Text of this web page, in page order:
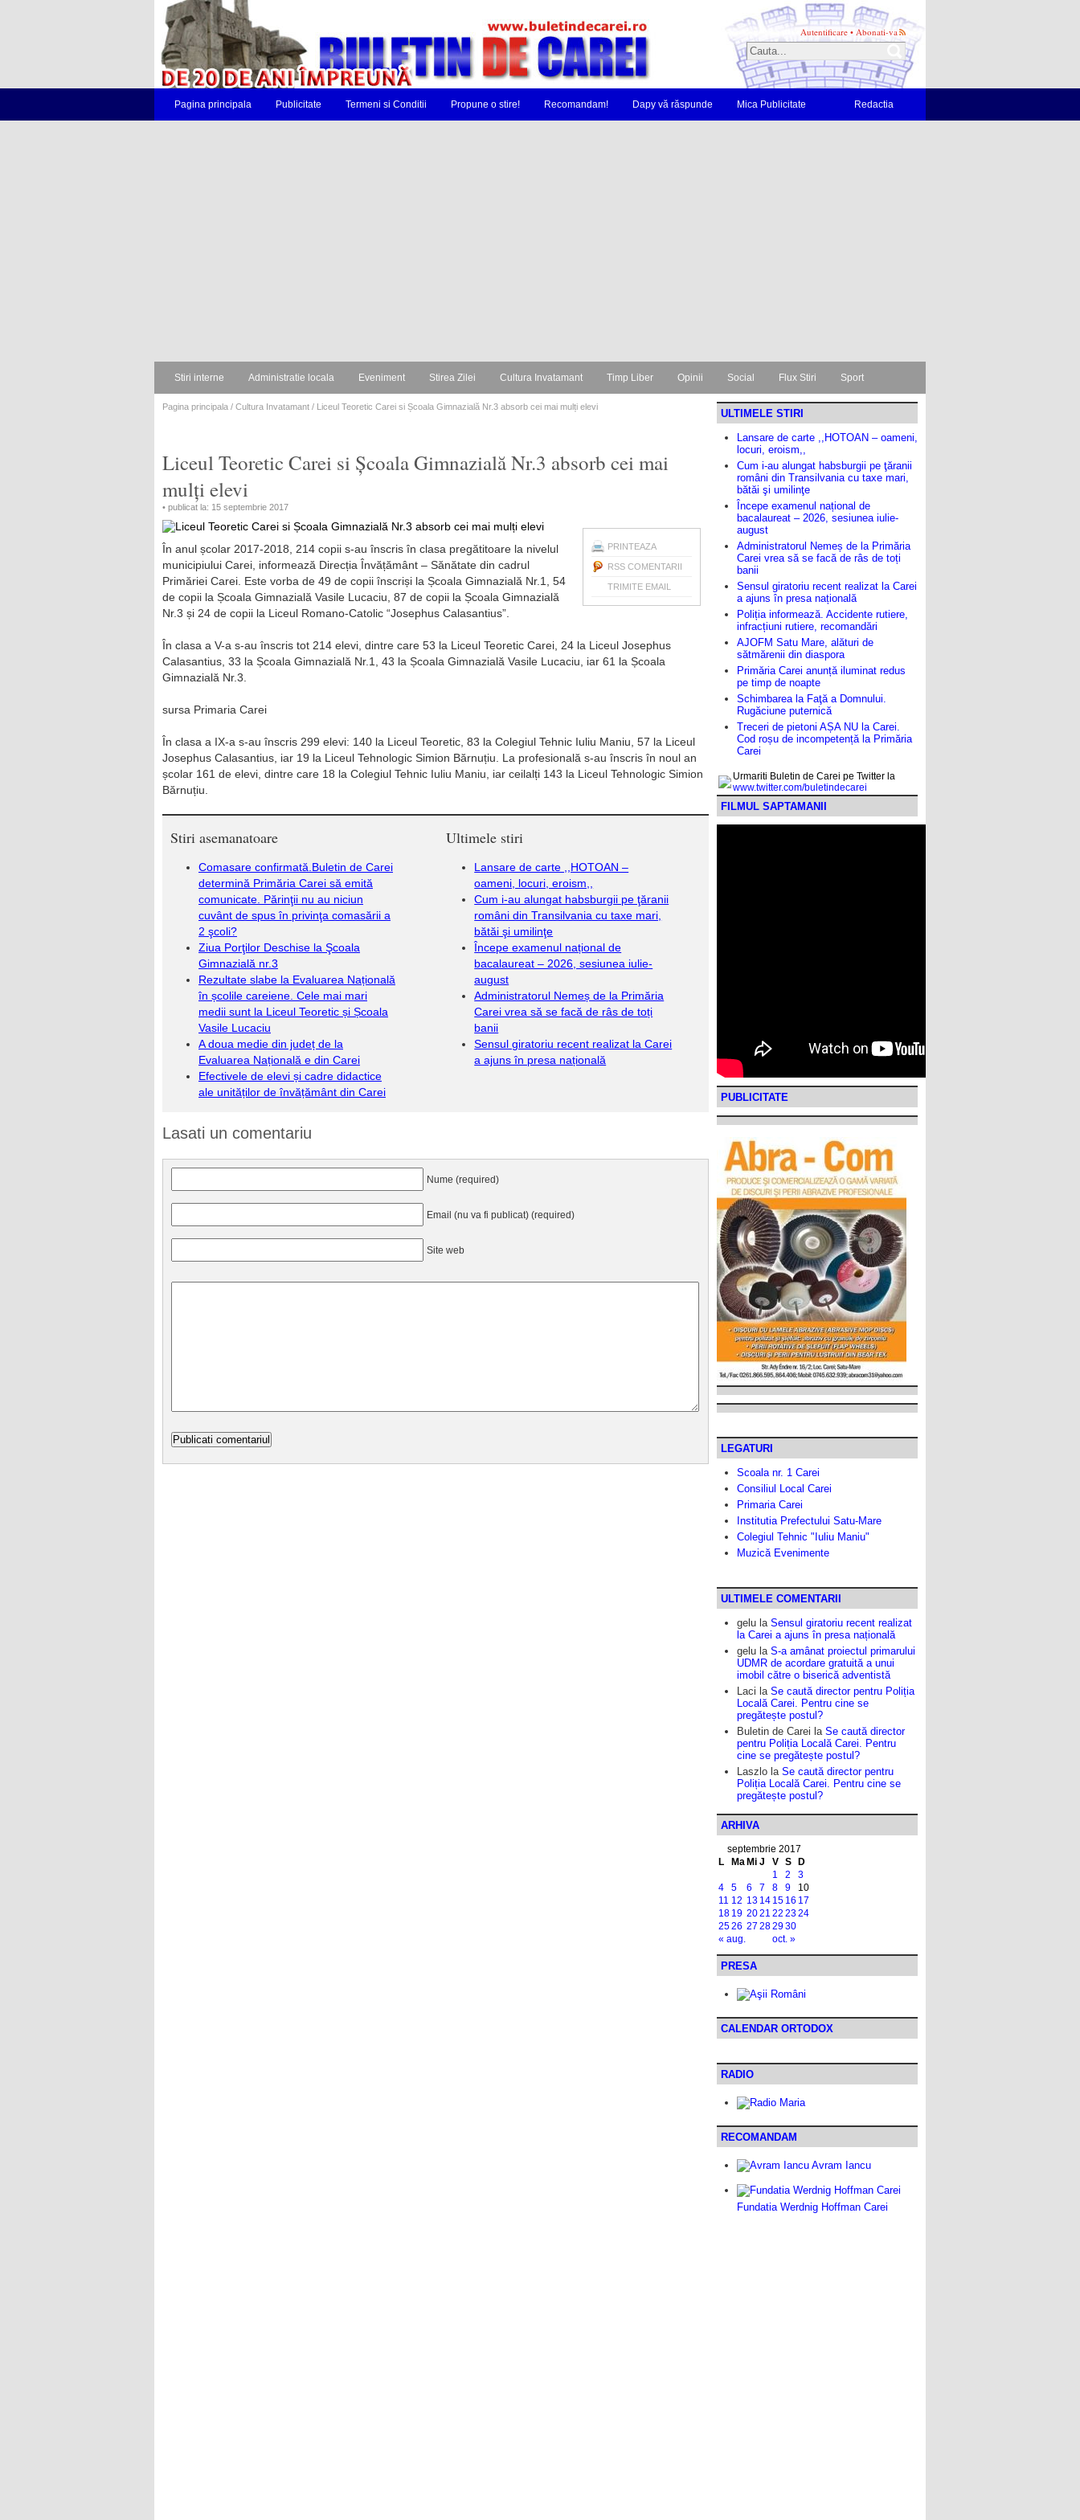
Autentificare • Abonati-va
Pagina principala Publicitate Termeni si Conditii Propune o stire! Recomandam! Dapy vă răspunde Mica Publicitate Redactia
Stiri interne Administratie locala Eveniment Stirea Zilei Cultura Invatamant Timp Liber Opinii Social Flux Stiri Sport
Pagina principala / Cultura Invatamant / Liceul Teoretic Carei si Școala Gimnazială Nr.3 absorb cei mai mulți elevi
Liceul Teoretic Carei si Școala Gimnazială Nr.3 absorb cei mai
mulți elevi
• publicat la: 15 septembrie 2017
PRINTEAZA
RSS COMENTARII
TRIMITE EMAIL
În anul școlar 2017-2018, 214 copii s-au înscris în clasa pregătitoare la nivelul
municipiului Carei, informează Direcția Învățământ – Sănătate din cadrul
Primăriei Carei. Este vorba de 49 de copii înscriși la Școala Gimnazială Nr.1, 54
de copii la Școala Gimnazială Vasile Lucaciu, 87 de copii la Școala Gimnazială
Nr.3 și 24 de copii la Liceul Romano-Catolic “Josephus Calasantius”.
În clasa a V-a s-au înscris tot 214 elevi, dintre care 53 la Liceul Teoretic Carei, 24 la Liceul Josephus
Calasantius, 33 la Școala Gimnazială Nr.1, 43 la Școala Gimnazială Vasile Lucaciu, iar 61 la Școala
Gimnazială Nr.3.
sursa Primaria Carei
În clasa a IX-a s-au înscris 299 elevi: 140 la Liceul Teoretic, 83 la Colegiul Tehnic Iuliu Maniu, 57 la Liceul
Josephus Calasantius, iar 19 la Liceul Tehnologic Simion Bărnuțiu. La profesională s-au înscris în noul an
școlar 161 de elevi, dintre care 18 la Colegiul Tehnic Iuliu Maniu, iar ceilalți 143 la Liceul Tehnologic Simion
Bărnuțiu.
Stiri asemanatoare
Comasare confirmată.Buletin de Carei
determină Primăria Carei să emită
comunicate. Părinţii nu au niciun
cuvânt de spus în privinţa comasării a
2 şcoli?
Ziua Porţilor Deschise la Şcoala
Gimnazială nr.3
Rezultate slabe la Evaluarea Națională
în școlile careiene. Cele mai mari
medii sunt la Liceul Teoretic și Școala
Vasile Lucaciu
A doua medie din județ de la
Evaluarea Națională e din Carei
Efectivele de elevi și cadre didactice
ale unităților de învățământ din Carei
Ultimele stiri
Lansare de carte ,,HOTOAN –
oameni, locuri, eroism,,
Cum i-au alungat habsburgii pe ţăranii
români din Transilvania cu taxe mari,
bătăi şi umilinţe
Începe examenul național de
bacalaureat – 2026, sesiunea iulie-
august
Administratorul Nemeș de la Primăria
Carei vrea să se facă de râs de toți
banii
Sensul giratoriu recent realizat la Carei
a ajuns în presa națională
Lasati un comentariu
Nume (required)
Email (nu va fi publicat) (required)
Site web
ULTIMELE STIRI
Lansare de carte ,,HOTOAN – oameni,
locuri, eroism,,
Cum i-au alungat habsburgii pe ţăranii
români din Transilvania cu taxe mari,
bătăi şi umilinţe
Începe examenul național de
bacalaureat – 2026, sesiunea iulie-
august
Administratorul Nemeș de la Primăria
Carei vrea să se facă de râs de toți
banii
Sensul giratoriu recent realizat la Carei
a ajuns în presa națională
Poliția informează. Accidente rutiere,
infracțiuni rutiere, recomandări
AJOFM Satu Mare, alături de
sătmărenii din diaspora
Primăria Carei anunță iluminat redus
pe timp de noapte
Schimbarea la Faţă a Domnului.
Rugăciune puternică
Treceri de pietoni AȘA NU la Carei.
Cod roșu de incompetență la Primăria
Carei
Urmariti Buletin de Carei pe Twitter la
www.twitter.com/buletindecarei
FILMUL SAPTAMANII
PUBLICITATE
LEGATURI
Scoala nr. 1 Carei
Consiliul Local Carei
Primaria Carei
Institutia Prefectului Satu-Mare
Colegiul Tehnic "Iuliu Maniu"
Muzică Evenimente
ULTIMELE COMENTARII
gelu la Sensul giratoriu recent realizat
la Carei a ajuns în presa națională
gelu la S-a amânat proiectul primarului
UDMR de acordare gratuită a unui
imobil către o biserică adventistă
Laci la Se caută director pentru Poliția
Locală Carei. Pentru cine se
pregătește postul?
Buletin de Carei la Se caută director
pentru Poliția Locală Carei. Pentru
cine se pregătește postul?
Laszlo la Se caută director pentru
Poliția Locală Carei. Pentru cine se
pregătește postul?
ARHIVA
septembrie 2017
L
Ma Mi J V S D
« aug. oct. »
1 2
3
4
5 6 7 8 9
10
11 12 13 14 15 16 17
18 19 2021 22 2324
2526 27 282930
PRESA
CALENDAR ORTODOX
RADIO
RECOMANDAM
Avram Iancu
Fundatia Werdnig Hoffman Carei